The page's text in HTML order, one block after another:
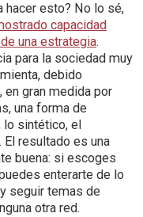
hacer esto? No lo sé,
capacidad
una estrategia.
para la sociedad muy
debido
gran medida por
una forma de
sintético, el
resultado es una
buena: si escoges
enterarte de lo
seguir temas de
otra red.